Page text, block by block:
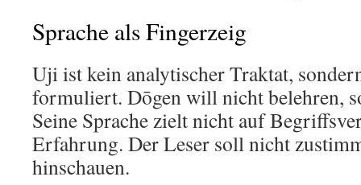
Sprache als Fingerzeig
Uji ist kein analytischer Traktat,
formuliert. Dōgen will nicht belehren,
Seine Sprache zielt nicht auf
Erfahrung. Der Leser soll nicht
hinschauen.